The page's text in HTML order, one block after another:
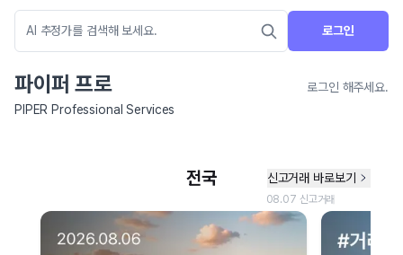
로그인
파이퍼 프로
로그인 해주세요.
PIPER Professional Services